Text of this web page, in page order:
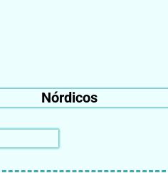
Nórdicos